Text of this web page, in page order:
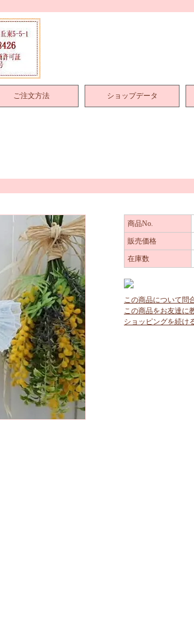
ご注文方法 ショップデータ
商品No.
販売価格
在庫数
この商品について問
この商品をお友達に
ショッピングを続け